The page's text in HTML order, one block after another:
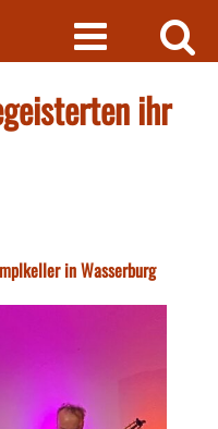
ihr
in Wasserburg